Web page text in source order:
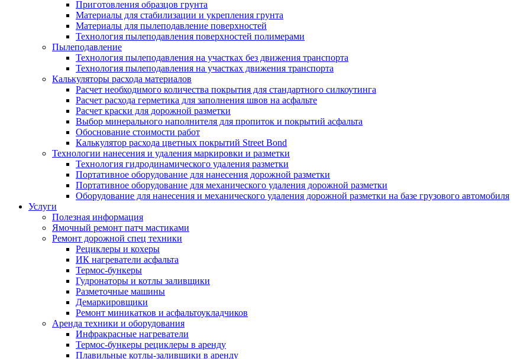
Приготовления образцов грунта
Материалы для стабилизации и укрепления грунта
Материалы для пылеподавление поверхностей
Технология пылеподавления поверхностей полимерами
Пылеподавление
Технология пылеподавления на участках без движения транспорта
Технология пылеподавления на участках движения транспорта
Калькуляторы расхода материалов
Расчет необходимого количества покрытия для стандартного силкоутинга
Расчет расхода герметика для заполнения швов на асфальте
Расчет краски для дорожной разметки
Выбор минерального наполнителя для пропиток и покрытий асфальта
Обоснование стоимости работ
Калькулятор расхода цветных покрытий Street Bond
Технологии нанесения и удаления маркировки и разметки
Технология гидродинамического удаления разметки
Портативное оборудование для нанесения дорожной разметки
Портативное оборудование для механического удаления дорожной разметки
Оборудование для нанесения и механического удаления дорожной разметки на базе грузового автомобиля
Услуги
Полезная информация
Ямочный ремонт патч мастиками
Ремонт дорожной спец техники
Рециклеры и кохеры
ИК нагреватели асфальта
Термос-бункеры
Гудронаторы и котлы заливщики
Разметочные машины
Демаркировщики
Ремонт миникатков и асфальтоукладчиков
Аренда техники и оборудования
Инфракрасные нагреватели
Термос-бункеры рециклеры в аренду
Плавильные котлы-заливщики в аренду